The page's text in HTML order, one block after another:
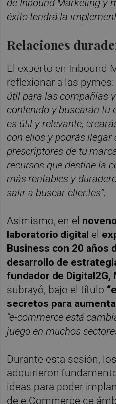
de Inbound Marketing y
éxito tendrá la
Relaciones
El experto en Inbound
reflexionar a las pymes:
útil para las compañías
contenido y buscarán tu
es útil y relevante,
con ellos y podrás llegar
prescriptores de tu
recursos que destine la
más rentables y
salir a buscar clientes”.
Asimismo, en el
laboratorio digital el
Business con 20 años
desarrollo de
fundador de Digital2G,
subrayó, bajo el título
secretos para
“e-commerce está
juego en muchos
Durante esta sesión,
adquirieron
ideas para poder
de e-Commerce de